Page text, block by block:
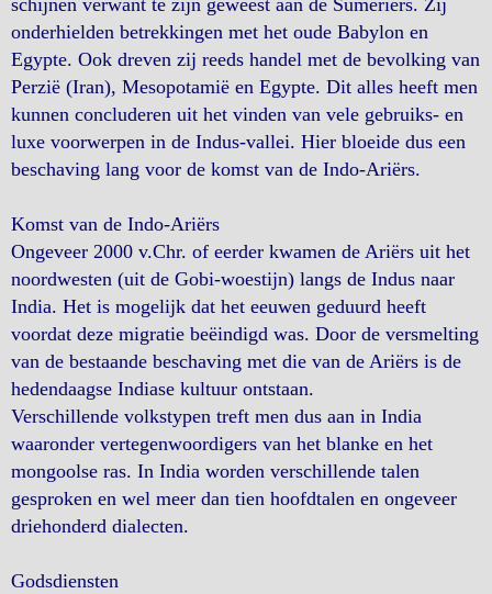
schijnen verwant te zijn geweest aan de Sumeriërs. Zij
onderhielden betrekkingen met het oude Babylon en
Egypte. Ook dreven zij reeds handel met de bevolking van
Perzië (Iran), Mesopotamië en Egypte. Dit alles heeft men
kunnen concluderen uit het vinden van vele gebruiks- en
luxe voorwerpen in de Indus-vallei. Hier bloeide dus een
beschaving lang voor de komst van de Indo-Ariërs.
Komst van de Indo-Ariërs
Ongeveer 2000 v.Chr. of eerder kwamen de Ariërs uit het
noordwesten (uit de Gobi-woestijn) langs de Indus naar
India. Het is mogelijk dat het eeuwen geduurd heeft
voordat deze migratie beëindigd was. Door de versmelting
van de bestaande beschaving met die van de Ariërs is de
hedendaagse Indiase kultuur ontstaan.
Verschillende volkstypen treft men dus aan in India
waaronder vertegenwoordigers van het blanke en het
mongoolse ras. In India worden verschillende talen
gesproken en wel meer dan tien hoofdtalen en ongeveer
driehonderd dialecten.
Godsdiensten